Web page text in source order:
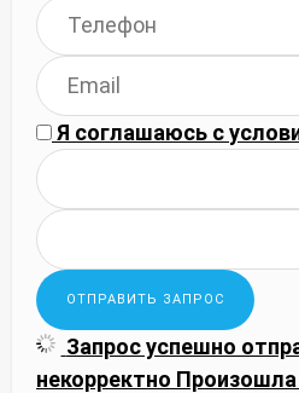
Я соглашаюсь с
Запрос успешно
некорректно